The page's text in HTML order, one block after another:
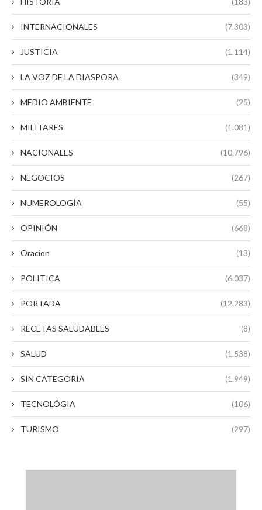
INTERNACIONALES (7.303)
JUSTICIA (1.114)
LA VOZ DE LA DIASPORA (349)
MEDIO AMBIENTE (25)
MILITARES (1.081)
NACIONALES (10.796)
NEGOCIOS (267)
NUMEROLOGÍA (55)
OPINIÓN (668)
Oracion (13)
POLITICA (6.037)
PORTADA (12.283)
RECETAS SALUDABLES (8)
SALUD (1.538)
SIN CATEGORIA (1.949)
TECNOLÓGIA (106)
TURISMO (297)